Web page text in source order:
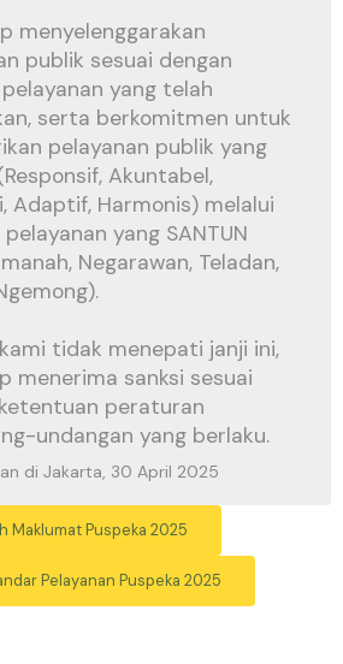
menyelenggarakan
publik sesuai dengan
yang telah
serta berkomitmen untuk
pelayanan publik yang
Akuntabel,
Adaptif, Harmonis) melalui
yang SANTUN
Negarawan, Teladan,
tidak menepati janji ini,
menerima sanksi sesuai
peraturan
undangan yang berlaku.
di Jakarta, 30 April 2025
Maklumat Puspeka 2025
Pelayanan Puspeka 2025